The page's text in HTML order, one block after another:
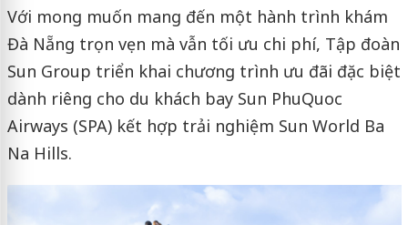
Với mong muốn mang đến một hành trình khám
Đà Nẵng trọn vẹn mà vẫn tối ưu chi phí, Tập đoàn
Sun Group triển khai chương trình ưu đãi đặc biệt
dành riêng cho du khách bay Sun PhuQuoc
Airways (SPA) kết hợp trải nghiệm Sun World Ba
Na Hills.